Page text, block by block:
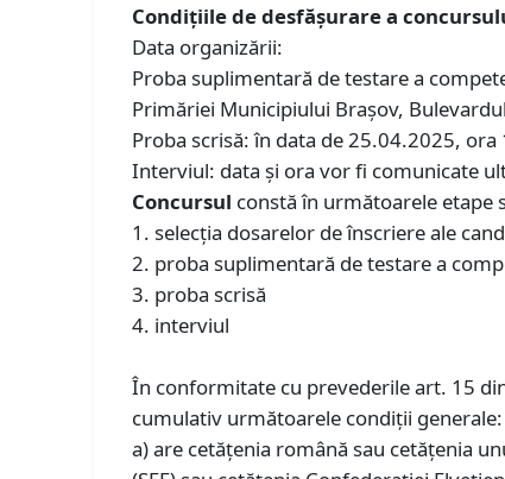
Condiţiile de desfăşurare a
Data organizării:
Proba suplimentară de testare a
Primăriei Municipiului Brașov,
Proba scrisă: în data de 25.04.2025,
Interviul: data şi ora vor fi comunicate
Concursul constă în următoarele etape
1. selecţia dosarelor de înscriere ale
2. proba suplimentară de testare a
3. proba scrisă
4. interviul
În conformitate cu prevederile art. 15
cumulativ următoarele condiţii generale:
a) are cetăţenia română sau cetăţenia